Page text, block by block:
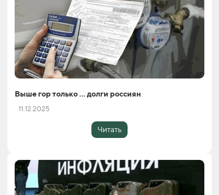
Выше гор только … долги россиян
11.12.2025
Читать